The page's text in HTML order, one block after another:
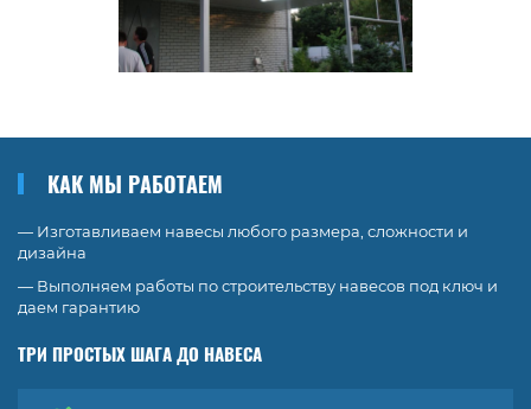
КАК МЫ РАБОТАЕМ
— Изготавливаем навесы любого размера, сложности и
дизайна
— Выполняем работы по строительству навесов под ключ и
даем гарантию
ТРИ ПРОСТЫХ ШАГА ДО НАВЕСА